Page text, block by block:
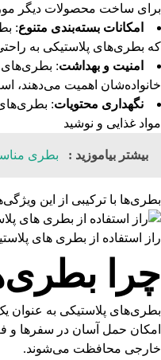
برای ساخت محصولات دیگر
امکانات بسته‌بندی متنوع:
که بطری‌های پلاستیکی به
امنیت و بهداشت: بطری‌های
خانواده‌شان اهمیت می‌دهند،
نگهداری محتویات:
مواد غذایی و نوشید
بیشتر بیاموزید : بطری
بطری‌ها با ترکیبی از این
راز استفاده از بطری های
چرا
بطری‌های پلاستیکی به عنوان
امکان حمل آسان در سفرها و
خارجی محافظت می‌شوند.